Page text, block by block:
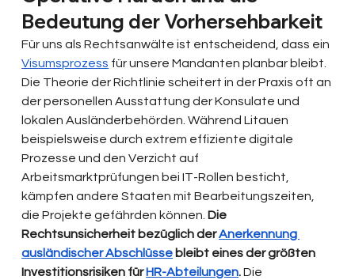
Bedeutung der Vorhersehbarkeit
Für uns als Rechtsanwälte ist entscheidend, dass ein
Visumsprozess für unsere Mandanten planbar bleibt.
Die Theorie der Richtlinie scheitert in der Praxis oft an
der personellen Ausstattung der Konsulate und
lokalen Ausländerbehörden. Während Litauen
beispielsweise durch extrem effiziente digitale
Prozesse und den Verzicht auf
Arbeitsmarktprüfungen bei IT-Rollen besticht,
kämpfen andere Staaten mit Bearbeitungszeiten,
die Projekte gefährden können. Die
Rechtsunsicherheit bezüglich der Anerkennung
ausländischer Abschlüsse bleibt eines der größten
Investitionsrisiken für HR-Abteilungen. Die